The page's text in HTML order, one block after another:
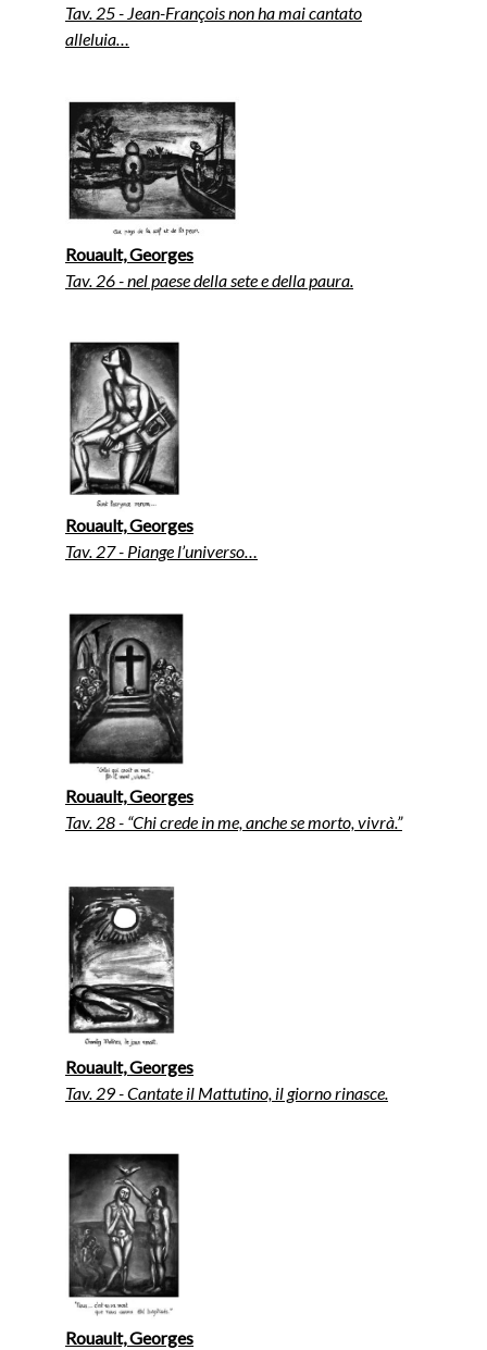
Tav. 25 - Jean-François non ha mai cantato
alleluia…
Rouault, Georges
Tav. 26 - nel paese della sete e della paura.
Rouault, Georges
Tav. 27 - Piange l’universo…
Rouault, Georges
Tav. 28 - “Chi crede in me, anche se morto, vivrà.”
Rouault, Georges
Tav. 29 - Cantate il Mattutino, il giorno rinasce.
Rouault, Georges